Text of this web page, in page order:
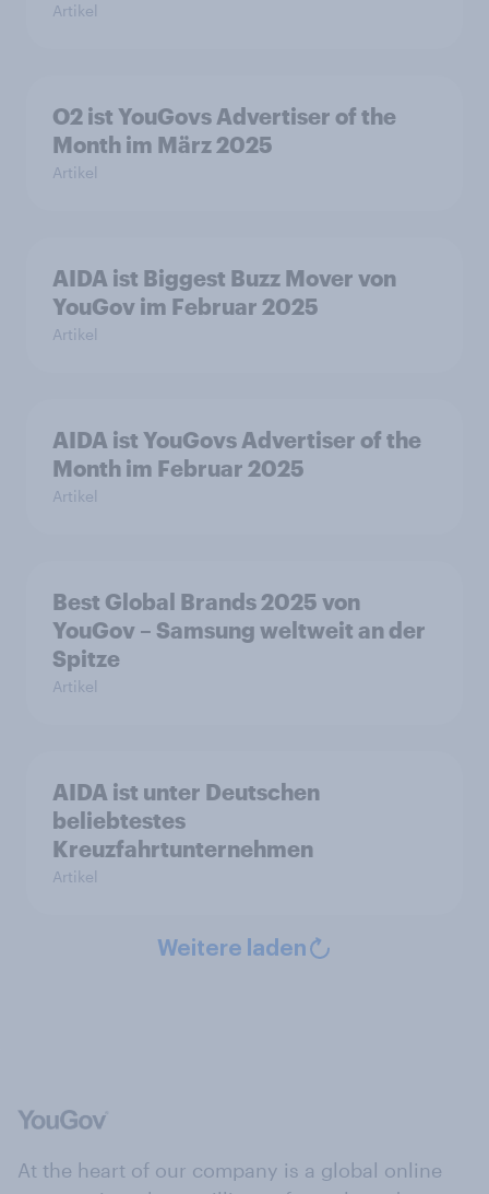
Artikel
O2 ist YouGovs Advertiser of the
Month im März 2025
Artikel
AIDA ist Biggest Buzz Mover von
YouGov im Februar 2025
Artikel
AIDA ist YouGovs Advertiser of the
Month im Februar 2025
Artikel
Best Global Brands 2025 von
YouGov – Samsung weltweit an der
Spitze
Artikel
AIDA ist unter Deutschen
beliebtestes
Kreuzfahrtunternehmen
Artikel
Weitere laden
At the heart of our company is a global online